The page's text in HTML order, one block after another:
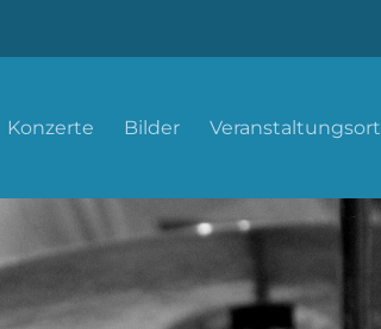
Konzerte Bilder Veranstaltungsort